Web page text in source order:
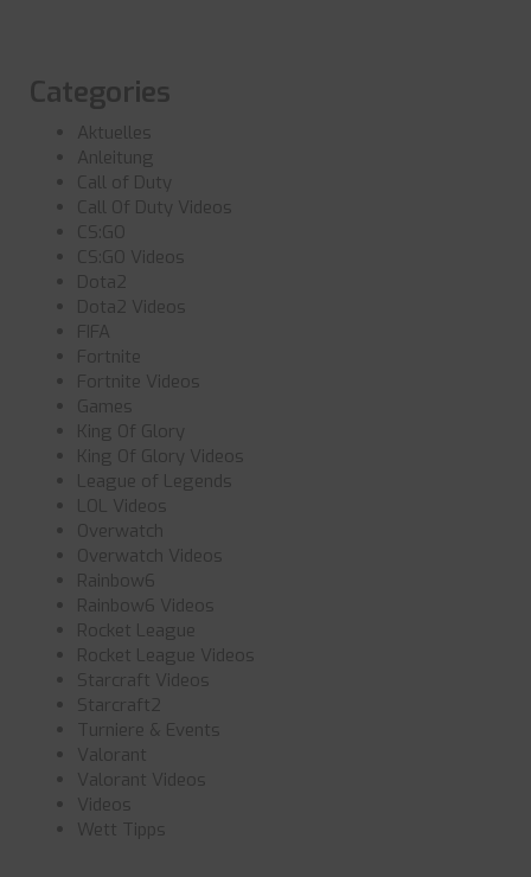
Categories
Aktuelles
Anleitung
Call of Duty
Call Of Duty Videos
CS:GO
CS:GO Videos
Dota2
Dota2 Videos
FIFA
Fortnite
Fortnite Videos
Games
King Of Glory
King Of Glory Videos
League of Legends
LOL Videos
Overwatch
Overwatch Videos
Rainbow6
Rainbow6 Videos
Rocket League
Rocket League Videos
Starcraft Videos
Starcraft2
Turniere & Events
Valorant
Valorant Videos
Videos
Wett Tipps